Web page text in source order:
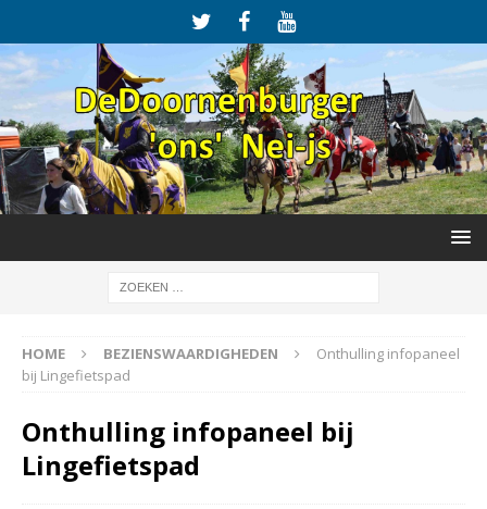
HOME BEZIENSWAARDIGHEDEN
Onthulling infopaneel
bij Lingefietspad
Onthulling infopaneel bij
Lingefietspad